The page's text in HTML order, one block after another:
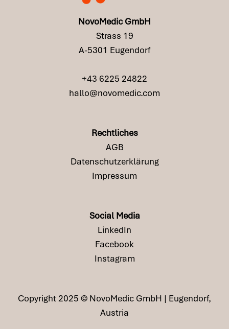
NovoMedic GmbH
Strass 19
A-5301 Eugendorf
+43 6225 24822
hallo@novomedic.com
Rechtliches
AGB
Datenschutzerklärung
Impressum
Social Media
LinkedIn
Facebook
Instagram
Copyright 2025 © NovoMedic GmbH | Eugendorf,
Austria